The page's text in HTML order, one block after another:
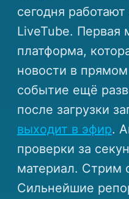
сегодня
LiveTube. Первая
платформа,
новости в
событие ещё
после загрузки
выходит в эфир.
проверки за
материал. Стрим
Сильнейшие